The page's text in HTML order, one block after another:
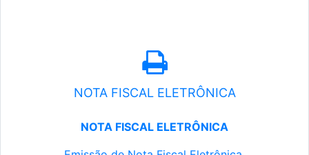
NOTA FISCAL ELETRÔNICA
NOTA FISCAL ELETRÔNICA